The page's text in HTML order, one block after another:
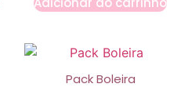
Pack Boleira